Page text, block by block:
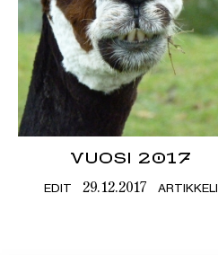
VUOSI 2017
EDIT 29.12.2017 ARTIKKELI